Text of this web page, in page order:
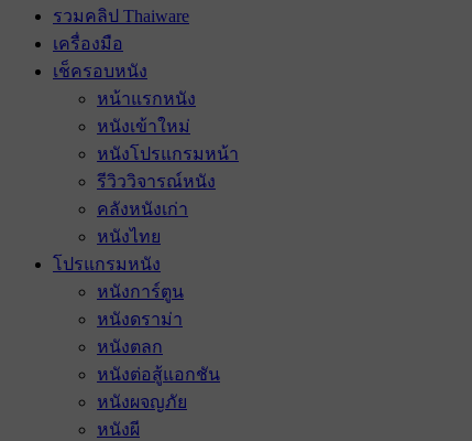
รวมคลิป Thaiware
เครื่องมือ
เช็ครอบหนัง
หน้าแรกหนัง
หนังเข้าใหม่
หนังโปรแกรมหน้า
รีวิววิจารณ์หนัง
คลังหนังเก่า
หนังไทย
โปรแกรมหนัง
หนังการ์ตูน
หนังดราม่า
หนังตลก
หนังต่อสู้แอกชัน
หนังผจญภัย
หนังผี